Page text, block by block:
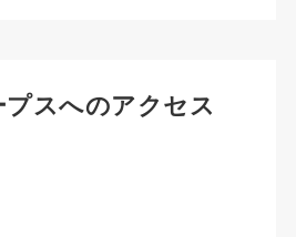
プスへのアクセス